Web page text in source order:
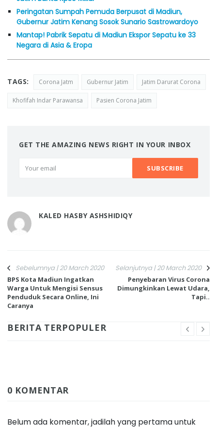
Peringatan Sumpah Pemuda Berpusat di Madiun,
Gubernur Jatim Kenang Sosok Sunario Sastrowardoyo
Mantap! Pabrik Sepatu di Madiun Ekspor Sepatu ke 33
Negara di Asia & Eropa
TAGS: Corona Jatm Gubernur Jatim Jatim Darurat Corona
Khofifah Indar Parawansa Pasien Corona Jatim
GET THE AMAZING NEWS RIGHT IN YOUR INBOX
KALED HASBY ASHSHIDIQY
Sebelumnya | 20 March 2020
BPS Kota Madiun Ingatkan
Warga Untuk Mengisi Sensus
Penduduk Secara Online, Ini
Caranya
Selanjutnya | 20 March 2020
Penyebaran Virus Corona
Dimungkinkan Lewat Udara,
Tapi..
BERITA TERPOPULER
0 KOMENTAR
Belum ada komentar, jadilah yang pertama untuk